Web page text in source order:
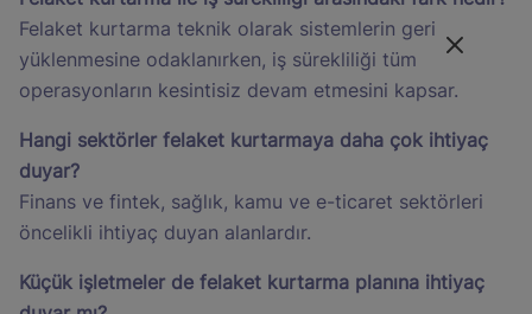
Felaket kurtarma teknik olarak sistemlerin geri
yüklenmesine odaklanırken, iş sürekliliği tüm
operasyonların kesintisiz devam etmesini kapsar.
Hangi sektörler felaket kurtarmaya daha çok ihtiyaç
duyar?
Finans ve fintek, sağlık, kamu ve e-ticaret sektörleri
öncelikli ihtiyaç duyan alanlardır.
Küçük işletmeler de felaket kurtarma planına ihtiyaç